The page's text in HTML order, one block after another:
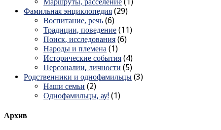
Фамильная энциклопедия (29)
Воспитание, речь (6)
Традиции, поведение (11)
Поиск, исследования (6)
Народы и племена (1)
Исторические события (4)
Персоналии, личности (5)
Родственники и однофамильцы (3)
Наши семьи (2)
Однофамильцы, ау! (1)
Архив